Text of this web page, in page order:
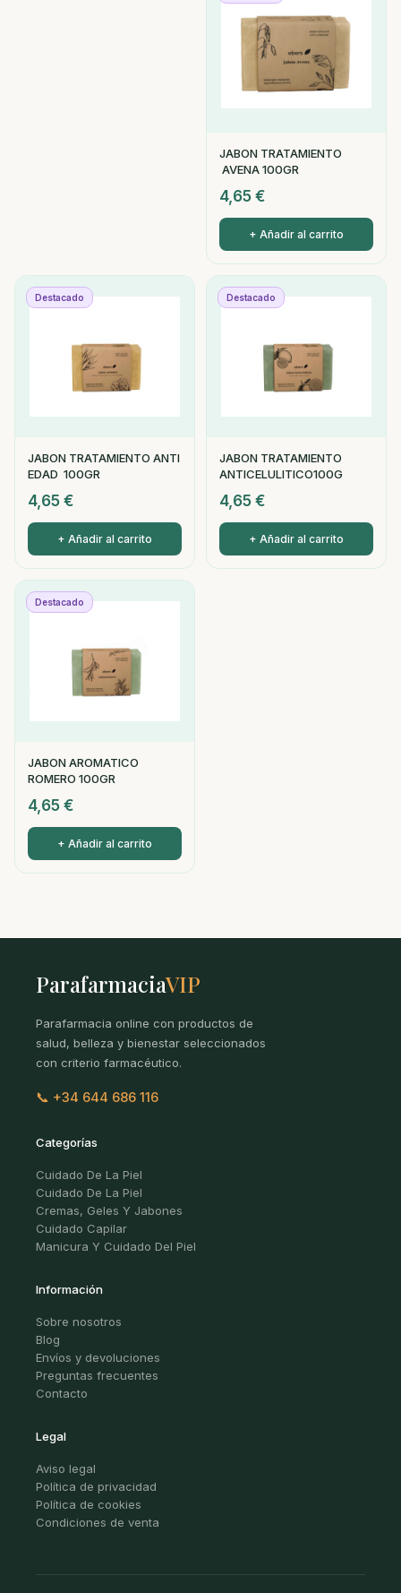
JABON TRATAMIENTO
AVENA 100GR
4,65 €
+ Añadir al carrito
Destacado
JABON TRATAMIENTO ANTI
EDAD 100GR
4,65 €
+ Añadir al carrito
Destacado
JABON TRATAMIENTO
ANTICELULITICO100G
4,65 €
+ Añadir al carrito
Destacado
JABON AROMATICO
ROMERO 100GR
4,65 €
+ Añadir al carrito
ParafarmaciaVIP
Parafarmacia online con productos de
salud, belleza y bienestar seleccionados
con criterio farmacéutico.
📞 +34 644 686 116
Categorías
Cuidado De La Piel
Cuidado De La Piel
Cremas, Geles Y Jabones
Cuidado Capilar
Manicura Y Cuidado Del Piel
Información
Sobre nosotros
Blog
Envíos y devoluciones
Preguntas frecuentes
Contacto
Legal
Aviso legal
Política de privacidad
Política de cookies
Condiciones de venta